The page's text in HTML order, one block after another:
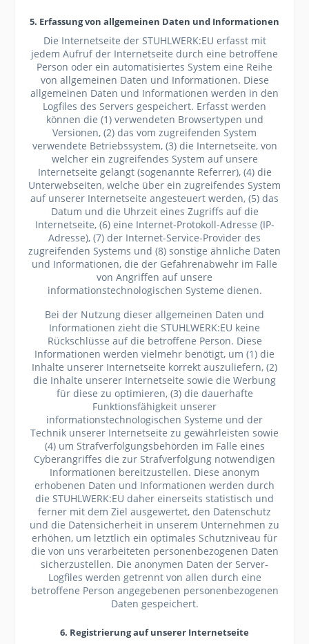
5. Erfassung von allgemeinen Daten und Informationen
Die Internetseite der STUHLWERK:EU erfasst mit
jedem Aufruf der Internetseite durch eine betroffene
Person oder ein automatisiertes System eine Reihe
von allgemeinen Daten und Informationen. Diese
allgemeinen Daten und Informationen werden in den
Logfiles des Servers gespeichert. Erfasst werden
können die (1) verwendeten Browsertypen und
Versionen, (2) das vom zugreifenden System
verwendete Betriebssystem, (3) die Internetseite, von
welcher ein zugreifendes System auf unsere
Internetseite gelangt (sogenannte Referrer), (4) die
Unterwebseiten, welche über ein zugreifendes System
auf unserer Internetseite angesteuert werden, (5) das
Datum und die Uhrzeit eines Zugriffs auf die
Internetseite, (6) eine Internet-Protokoll-Adresse (IP-
Adresse), (7) der Internet-Service-Provider des
zugreifenden Systems und (8) sonstige ähnliche Daten
und Informationen, die der Gefahrenabwehr im Falle
von Angriffen auf unsere
informationstechnologischen Systeme dienen.
Bei der Nutzung dieser allgemeinen Daten und
Informationen zieht die STUHLWERK:EU keine
Rückschlüsse auf die betroffene Person. Diese
Informationen werden vielmehr benötigt, um (1) die
Inhalte unserer Internetseite korrekt auszuliefern, (2)
die Inhalte unserer Internetseite sowie die Werbung
für diese zu optimieren, (3) die dauerhafte
Funktionsfähigkeit unserer
informationstechnologischen Systeme und der
Technik unserer Internetseite zu gewährleisten sowie
(4) um Strafverfolgungsbehörden im Falle eines
Cyberangriffes die zur Strafverfolgung notwendigen
Informationen bereitzustellen. Diese anonym
erhobenen Daten und Informationen werden durch
die STUHLWERK:EU daher einerseits statistisch und
ferner mit dem Ziel ausgewertet, den Datenschutz
und die Datensicherheit in unserem Unternehmen zu
erhöhen, um letztlich ein optimales Schutzniveau für
die von uns verarbeiteten personenbezogenen Daten
sicherzustellen. Die anonymen Daten der Server-
Logfiles werden getrennt von allen durch eine
betroffene Person angegebenen personenbezogenen
Daten gespeichert.
6. Registrierung auf unserer Internetseite